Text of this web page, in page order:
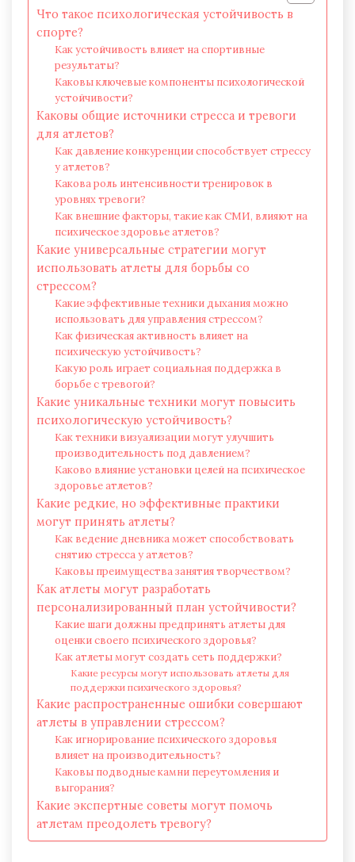
Что такое психологическая устойчивость в
спорте?
Как устойчивость влияет на спортивные
результаты?
Каковы ключевые компоненты психологической
устойчивости?
Каковы общие источники стресса и тревоги
для атлетов?
Как давление конкуренции способствует стрессу
у атлетов?
Какова роль интенсивности тренировок в
уровнях тревоги?
Как внешние факторы, такие как СМИ, влияют на
психическое здоровье атлетов?
Какие универсальные стратегии могут
использовать атлеты для борьбы со
стрессом?
Какие эффективные техники дыхания можно
использовать для управления стрессом?
Как физическая активность влияет на
психическую устойчивость?
Какую роль играет социальная поддержка в
борьбе с тревогой?
Какие уникальные техники могут повысить
психологическую устойчивость?
Как техники визуализации могут улучшить
производительность под давлением?
Каково влияние установки целей на психическое
здоровье атлетов?
Какие редкие, но эффективные практики
могут принять атлеты?
Как ведение дневника может способствовать
снятию стресса у атлетов?
Каковы преимущества занятия творчеством?
Как атлеты могут разработать
персонализированный план устойчивости?
Какие шаги должны предпринять атлеты для
оценки своего психического здоровья?
Как атлеты могут создать сеть поддержки?
Какие ресурсы могут использовать атлеты для
поддержки психического здоровья?
Какие распространенные ошибки совершают
атлеты в управлении стрессом?
Как игнорирование психического здоровья
влияет на производительность?
Каковы подводные камни переутомления и
выгорания?
Какие экспертные советы могут помочь
атлетам преодолеть тревогу?